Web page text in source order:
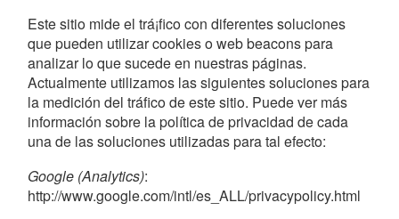
Este sitio mide el trá¡fico con diferentes soluciones
que pueden utilizar cookies o web beacons para
analizar lo que sucede en nuestras páginas.
Actualmente utilizamos las siguientes soluciones para
la medición del tráfico de este sitio. Puede ver más
información sobre la política de privacidad de cada
una de las soluciones utilizadas para tal efecto:
Google (Analytics):
http://www.google.com/intl/es_ALL/privacypolicy.html